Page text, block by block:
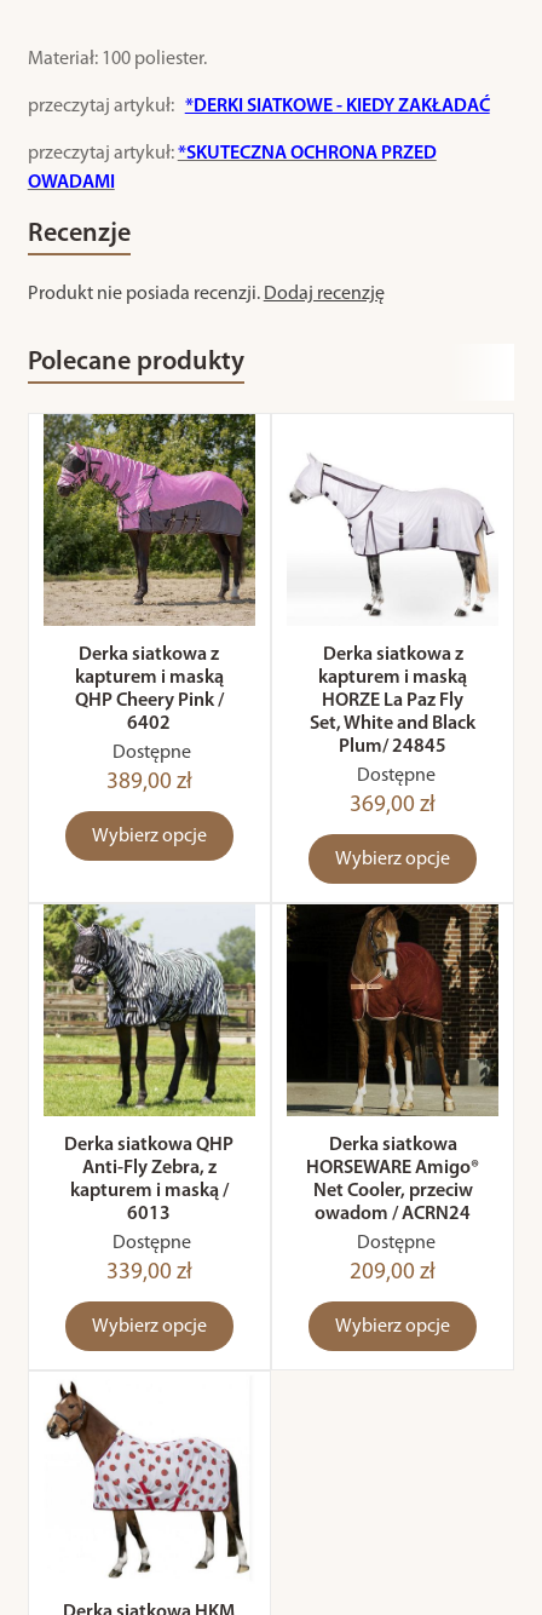
Materiał: 100 poliester.
przeczytaj artykuł: *DERKI SIATKOWE - KIEDY ZAKŁADAĆ
przeczytaj artykuł:*SKUTECZNA OCHRONA PRZED
OWADAMI
Recenzje
Produkt nie posiada recenzji. Dodaj recenzję
Polecane produkty
Derka siatkowa z
kapturem i maską
QHP Cheery Pink /
6402
Dostępne
389,00 zł
Wybierz opcje
Derka siatkowa z
kapturem i maską
HORZE La Paz Fly
Set, White and Black
Plum/ 24845
Dostępne
369,00 zł
Wybierz opcje
Derka siatkowa QHP
Anti-Fly Zebra, z
kapturem i maską /
6013
Dostępne
339,00 zł
Wybierz opcje
Derka siatkowa
HORSEWARE Amigo®
Net Cooler, przeciw
owadom / ACRN24
Dostępne
209,00 zł
Wybierz opcje